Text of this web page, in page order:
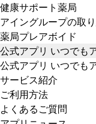
健康サポート薬局
アイングループの取
薬局プレアボイド
公式アプリ いつでも
公式アプリ いつでも
サービス紹介
ご利用方法
よくあるご質問